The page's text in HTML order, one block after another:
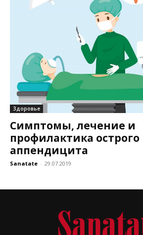
Здоровье
Симптомы, лечение и
профилактика острого
аппендицита
Sanatate - 29.07.2019